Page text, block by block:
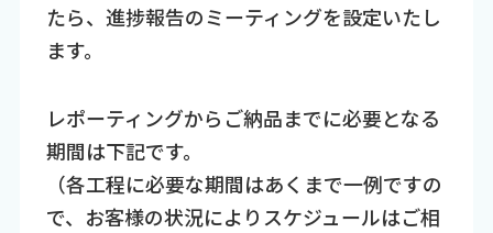
たら、進捗報告のミーティングを設定いたし
ます。
レポーティングからご納品までに必要となる
期間は下記です。
（各工程に必要な期間はあくまで一例ですの
で、お客様の状況によりスケジュールはご相